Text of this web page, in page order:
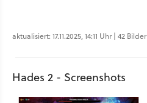
aktualisiert: 17.11.2025, 14:11 Uhr | 42 Bilder
Hades 2 - Screenshots